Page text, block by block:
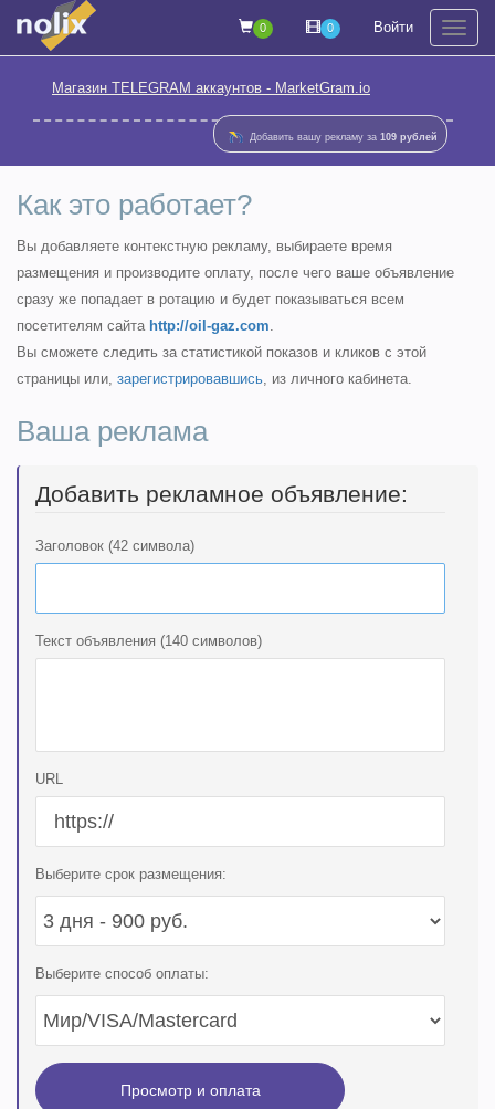
0 0 Войти
Магазин TELEGRAM аккаунтов - MarketGram.io
Добавить вашу рекламу за109 рублей
Как это работает?
Вы добавляете контекстную рекламу, выбираете время
размещения и производите оплату, после чего ваше объявление
сразу же попадает в ротацию и будет показываться всем
посетителям сайта http://oil-gaz.com.
Вы сможете следить за статистикой показов и кликов с этой
страницы или, зарегистрировавшись, из личного кабинета.
Ваша реклама
Добавить рекламное объявление:
Заголовок (42 символа)
Текст объявления (140 символов)
URL
Выберите срок размещения:
Выберите способ оплаты: